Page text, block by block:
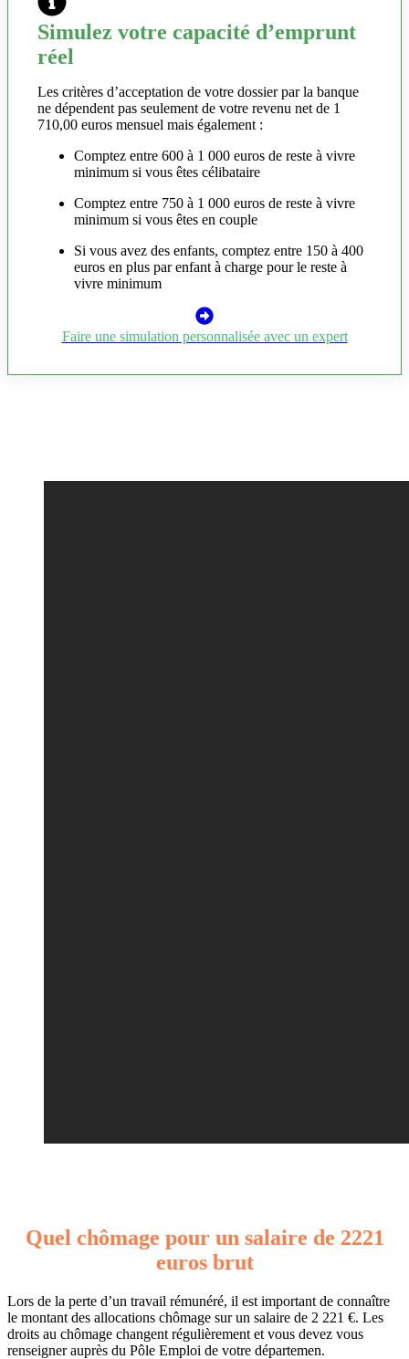
Simulez votre capacité d’emprunt
réel
Les critères d’acceptation de votre dossier par la banque
ne dépendent pas seulement de votre revenu net de 1
710,00 euros mensuel mais également :
Comptez entre 600 à 1 000 euros de reste à vivre
minimum si vous êtes célibataire
Comptez entre 750 à 1 000 euros de reste à vivre
minimum si vous êtes en couple
Si vous avez des enfants, comptez entre 150 à 400
euros en plus par enfant à charge pour le reste à
vivre minimum
Faire une simulation personnalisée avec un expert
Quel chômage pour un salaire de 2221
euros brut
Lors de la perte d’un travail rémunéré, il est important de connaître
le montant des allocations chômage sur un salaire de 2 221 €. Les
droits au chômage changent régulièrement et vous devez vous
renseigner auprès du Pôle Emploi de votre départemen.